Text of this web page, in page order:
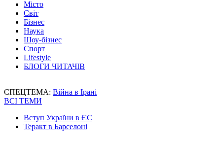
Місто
Світ
Бізнес
Наука
Шоу-бізнес
Спорт
Lifestyle
БЛОГИ ЧИТАЧІВ
СПЕЦТЕМА: Війна в Ірані
ВСІ ТЕМИ
Вступ України в ЄС
Теракт в Барселоні